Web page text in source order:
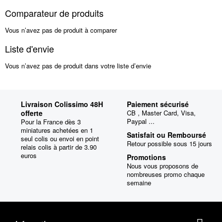
Comparateur de produits
Vous n’avez pas de produit à comparer
Liste d'envie
Vous n’avez pas de produit dans votre liste d’envie
Livraison Colissimo 48H
offerte
Pour la France dès 3
miniatures achetées en 1
seul colis ou envoi en point
relais colis à partir de 3.90
euros
Paiement sécurisé
CB , Master Card, Visa,
Paypal ...
Satisfait ou Remboursé
Retour possible sous 15 jours
Promotions
Nous vous proposons de
nombreuses promo chaque
semaine